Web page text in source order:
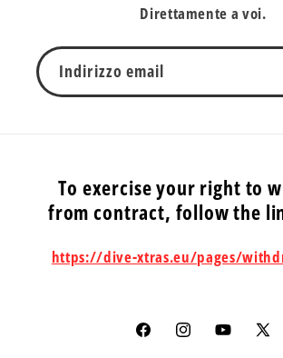
Direttamente a voi.
Indirizzo email
To exercise your right to
from contract, follow the
https://dive-xtras.eu/pages/
FacebookInstagramYouTube
X